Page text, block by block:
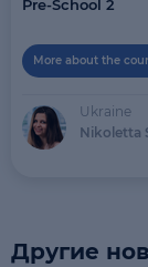
Pre-School 2
More about the
Ukraine
Nikoletta
Другие